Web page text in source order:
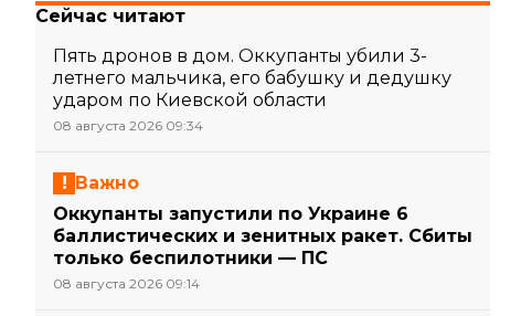
Сейчас читают
Пять дронов в дом. Оккупанты убили 3-
летнего мальчика, его бабушку и дедушку
ударом по Киевской области
08 августа 2026 09:34
Важно
Оккупанты запустили по Украине 6
баллистических и зенитных ракет. Сбиты
только беспилотники — ПС
08 августа 2026 09:14